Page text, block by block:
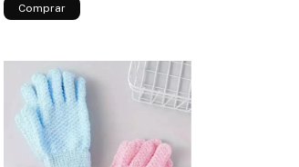
Comprar